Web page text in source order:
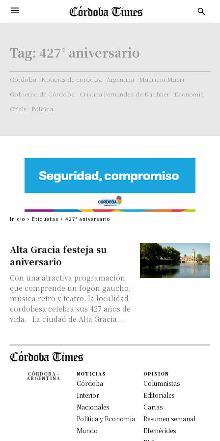
Tag: 427° aniversario
Córdoba Noticias de cordoba Argentina
Mauricio Macri
Gobierno de Córdoba
Cristina Fernandez de Kirchner
Economía
Crisis
Politica
Alta Gracia festeja su
aniversario
Con una atractiva programación
que comprende un fogón gaucho,
música retro y teatro, la localidad
cordobesa celebra sus 427 años de
vida. La ciudad de Alta Gracia...
Inicio Etiquetas 427° aniversario
CÓRDOBA -
ARGENTINA
NOTICIAS
Córdoba
Interior
Nacionales
Política y Economía
Mundo
OPINION
Columnistas
Editoriales
Cartas
Resumen semanal
Efemérides